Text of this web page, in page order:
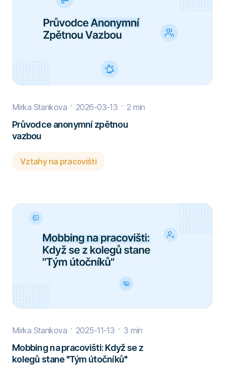
Mirka Stankova 2026-03-13 2 min
Průvodce anonymní zpětnou
vazbou
Vztahy na pracovišti
Mirka Stankova 2025-11-13 3 min
Mobbing na pracovišti: Když se z
kolegů stane "Tým útočníků"